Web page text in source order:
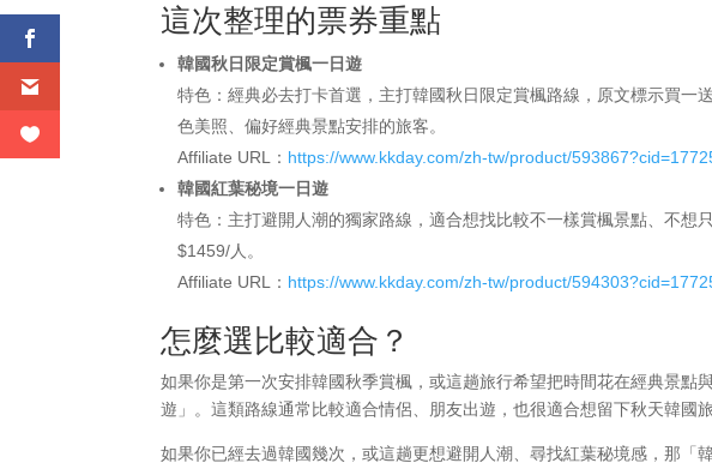
這次整理的票券重點
韓國秋日限定賞楓一日遊
特色：經典必去打卡首選，主打韓國秋日限定賞楓路線，原文標示買一
色美照、偏好經典景點安排的旅客。
Affiliate URL： https://www.kkday.com/zh-tw/product/
韓國紅葉秘境一日遊
特色：主打避開人潮的獨家路線，適合想找比較不一樣賞楓景點、不想
$1459/人。
Affiliate URL： https://www.kkday.com/zh-tw/product/
怎麼選比較適合？
如果你是第一次安排韓國秋季賞楓，或這趟旅行希望把時間花在經典景點
遊」。這類路線通常比較適合情侶、朋友出遊，也很適合想留下秋天韓國旅
如果你已經去過韓國幾次，或這趟更想避開人潮、尋找紅葉秘境感，那「